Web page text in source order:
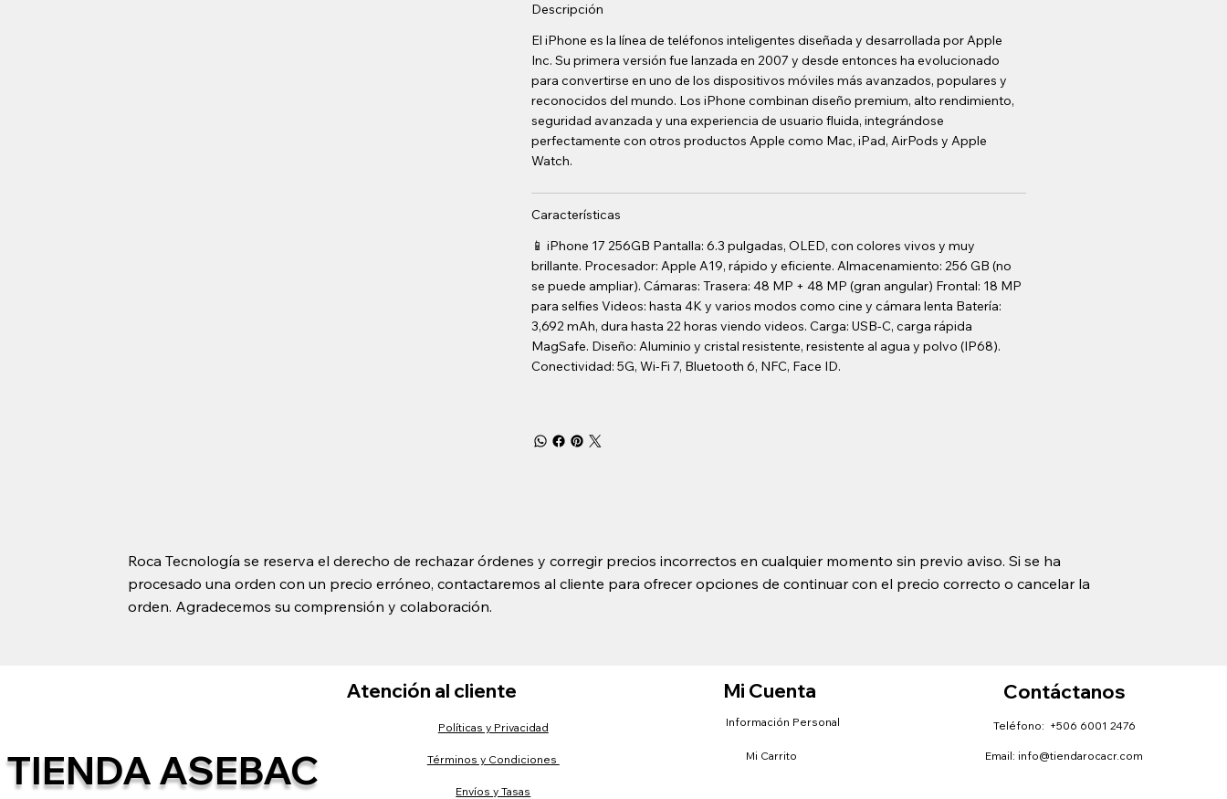
Descripción
El iPhone es la línea de teléfonos inteligentes diseñada y desarrollada por Apple
Inc. Su primera versión fue lanzada en 2007 y desde entonces ha evolucionado
para convertirse en uno de los dispositivos móviles más avanzados, populares y
reconocidos del mundo. Los iPhone combinan diseño premium, alto rendimiento,
seguridad avanzada y una experiencia de usuario fluida, integrándose
perfectamente con otros productos Apple como Mac, iPad, AirPods y Apple
Watch.
Características
📱 iPhone 17 256GB Pantalla: 6.3 pulgadas, OLED, con colores vivos y muy
brillante. Procesador: Apple A19, rápido y eficiente. Almacenamiento: 256 GB (no
se puede ampliar). Cámaras: Trasera: 48 MP + 48 MP (gran angular) Frontal: 18 MP
para selfies Videos: hasta 4K y varios modos como cine y cámara lenta Batería:
3,692 mAh, dura hasta 22 horas viendo videos. Carga: USB-C, carga rápida
MagSafe. Diseño: Aluminio y cristal resistente, resistente al agua y polvo (IP68).
Conectividad: 5G, Wi-Fi 7, Bluetooth 6, NFC, Face ID.
Roca Tecnología se reserva el derecho de rechazar órdenes y corregir precios incorrectos en cualquier momento sin previo aviso. Si se ha
procesado una orden con un precio erróneo, contactaremos al cliente para ofrecer opciones de continuar con el precio correcto o cancelar la
orden. Agradecemos su comprensión y colaboración.
TIENDA ASEBAC
Atención al cliente
Políticas y Privacidad
Términos y Condiciones
Envíos y Tasas
Mi Cuenta
Información Personal
Mi Carrito
Contáctanos
Teléfono: +506 6001 2476
Email: info@tiendarocacr.com